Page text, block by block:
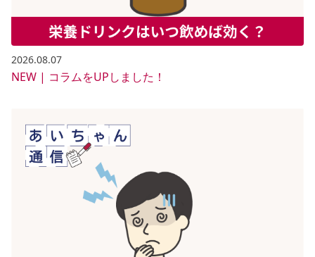
2026.08.07
NEW | コラムをUPしました！